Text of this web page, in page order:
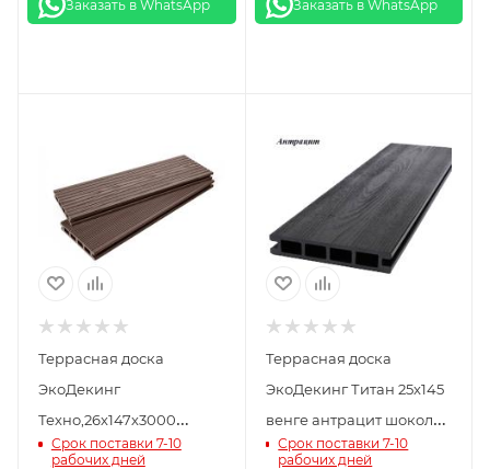
Заказать в WhatsApp Заказать в WhatsApp
Террасная доска
ЭкоДекинг
Техно,26х147х3000
шлифовальное
Срок поставки 7-10
рабочих дней
Террасная доска
ЭкоДекинг Титан 25x145
венге антрацит шоколад
серый терракот
Срок поставки 7-10
рабочих дней